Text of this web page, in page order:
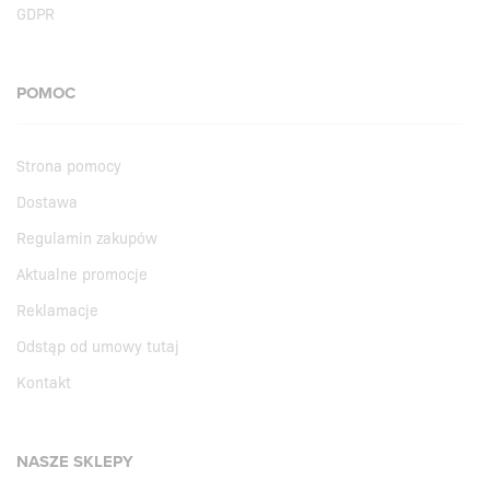
GDPR
POMOC
Strona pomocy
Dostawa
Regulamin zakupów
Aktualne promocje
Reklamacje
Odstąp od umowy tutaj
Kontakt
NASZE SKLEPY